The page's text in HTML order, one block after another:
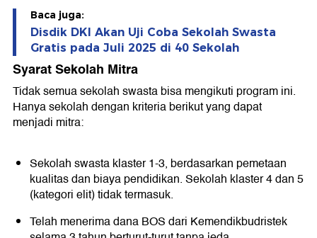
Baca juga:
Disdik DKI Akan Uji Coba Sekolah Swasta
Gratis pada Juli 2025 di 40 Sekolah
Syarat Sekolah Mitra
Tidak semua sekolah swasta bisa mengikuti program ini.
Hanya sekolah dengan kriteria berikut yang dapat
menjadi mitra:
Sekolah swasta klaster 1-3, berdasarkan pemetaan
kualitas dan biaya pendidikan. Sekolah klaster 4 dan 5
(kategori elit) tidak termasuk.
Telah menerima dana BOS dari Kemendikbudristek